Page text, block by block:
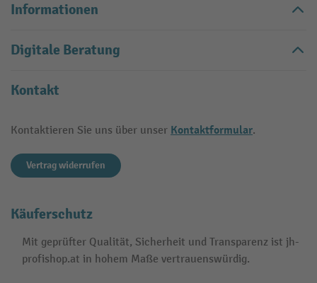
Informationen
Digitale Beratung
Kontakt
Kontaktieren Sie uns über unser Kontaktformular.
Vertrag widerrufen
Käuferschutz
Mit geprüfter Qualität, Sicherheit und Transparenz ist jh-
profishop.at in hohem Maße vertrauenswürdig.